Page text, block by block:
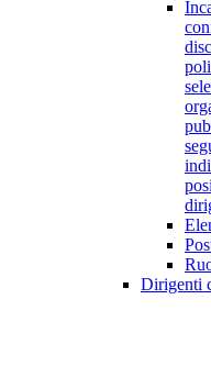
Dirigenti